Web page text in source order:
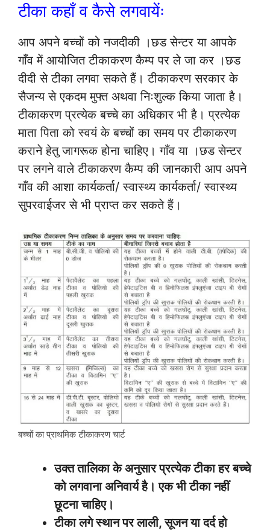
टीका कहाँ व कैसे लगवायेंः
आप अपने बच्चों को नजदीकी ।छड सेन्टर या आपके
गाँव में आयोजित टीकाकरण कैम्प पर ले जा कर ।छड
दीदी से टीका लगवा सकते हैं। टीकाकरण सरकार के
सैजन्य से एकदम मुफ्त अथवा निःशुल्क किया जाता है।
टीकाकरण प्रत्येक बच्चे का अधिकार भी है। प्रत्येक
माता पिता को स्वयं के बच्चों का समय पर टीकाकरण
कराने हेतु जागरूक होना चाहिए। गाँव या ।छड सेन्टर
पर लगने वाले टीकाकरण कैम्प की जानकारी आप अपने
गाँव की आशा कार्यकर्ता/ स्वास्थ्य कार्यकर्ता/ स्वास्थ्य
सुपरवाईजर से भी प्राप्त कर सकते हैं।
बच्चों का प्राथमिक टीकाकरण चार्ट
उक्त तालिका के अनुसार प्रत्येक टीका हर बच्चे
को लगवाना अनिवार्य है। एक भी टीका नहीं
छूटना चाहिए।
टीका लगे स्थान पर लाली, सूजन या दर्द हो